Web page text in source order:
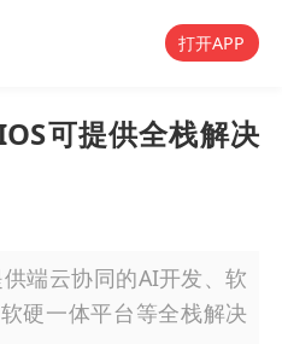
打开APP
可提供全栈解决
端云协同的AI开发、软
硬一体平台等全栈解决